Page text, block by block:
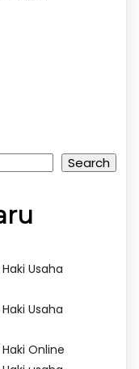
Search
Usaha
Usaha
Online